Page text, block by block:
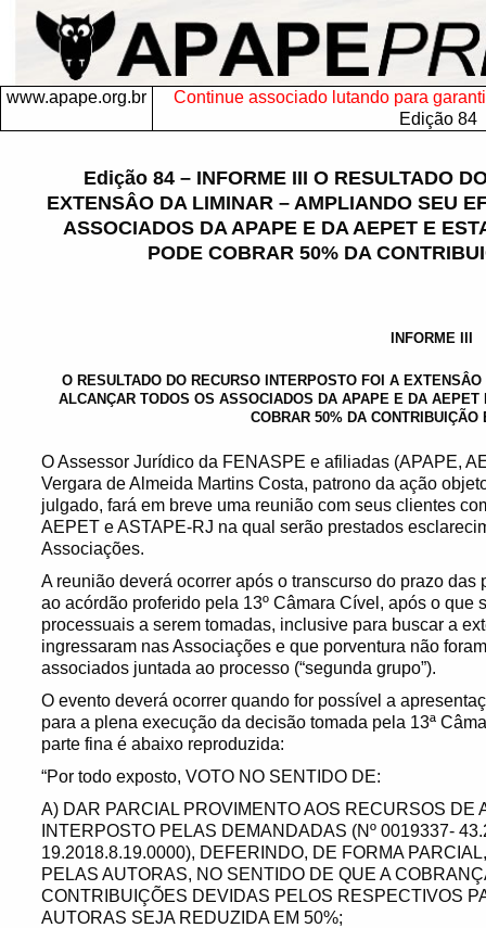
www.apape.org.br
Continue associado lutando para
Edição 84
Edição 84 – INFORME III O RESULTADO
EXTENSÂO DA LIMINAR – AMPLIANDO SEU
ASSOCIADOS DA APAPE E DA AEPET E
PODE COBRAR 50% DA
INFORME III
O RESULTADO DO RECURSO INTERPOSTO FOI A
ALCANÇAR TODOS OS ASSOCIADOS DA APAPE E DA
COBRAR 50% DA CONTRIBUIÇÃO
O Assessor Jurídico da FENASPE e afiliadas (APAPE,
Vergara de Almeida Martins Costa, patrono da ação
julgado, fará em breve uma reunião com seus clientes
AEPET e ASTAPE-RJ na qual serão prestados
Associações.
A reunião deverá ocorrer após o transcurso do prazo
ao acórdão proferido pela 13º Câmara Cível, após o que
processuais a serem tomadas, inclusive para buscar a
ingressaram nas Associações e que porventura não
associados juntada ao processo (“segunda grupo”).
O evento deverá ocorrer quando for possível a
para a plena execução da decisão tomada pela 13ª
parte fina é abaixo reproduzida:
“Por todo exposto, VOTO NO SENTIDO DE:
A) DAR PARCIAL PROVIMENTO AOS RECURSOS DE
INTERPOSTO PELAS DEMANDADAS (Nº 0019337-
19.2018.8.19.0000), DEFERINDO, DE FORMA
PELAS AUTORAS, NO SENTIDO DE QUE A
CONTRIBUIÇÕES DEVIDAS PELOS RESPECTIVOS
AUTORAS SEJA REDUZIDA EM 50%;